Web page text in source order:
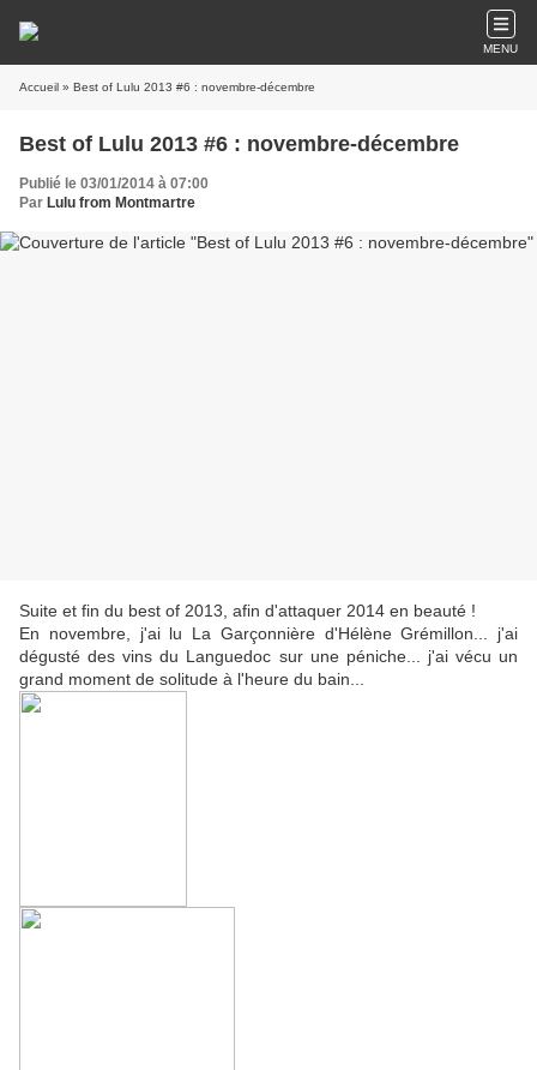
MENU
Accueil » Best of Lulu 2013 #6 : novembre-décembre
Best of Lulu 2013 #6 : novembre-décembre
Publié le 03/01/2014 à 07:00
Par Lulu from Montmartre
Suite et fin du best of 2013, afin d'attaquer 2014 en beauté !
En novembre, j'ai lu La Garçonnière d'Hélène Grémillon... j'ai
dégusté des vins du Languedoc sur une péniche... j'ai vécu un
grand moment de solitude à l'heure du bain...